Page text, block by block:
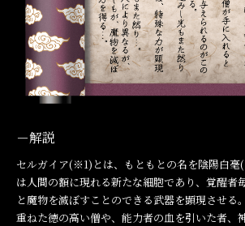
－解説
セルガイア(※1)とは、もともとの名を陰陽白
は人間の額に現れる新たな細胞であり、覚醒者
と魔物を滅ぼすことのできる武器を顕現させ
重ねた徳の高い僧や、能力者の血を引いた者、